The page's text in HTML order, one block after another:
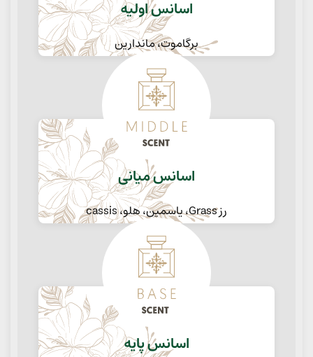
اسانس اولیه
برگاموت، ماندارین
اسانس میانی
رز Grass، یاسمین، هلو، cassis
اسانس پایه